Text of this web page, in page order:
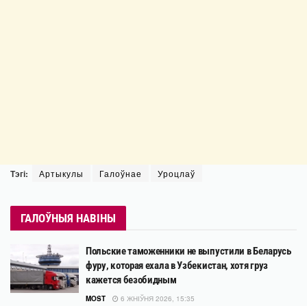
Тэгі: Артыкулы Галоўнае Уроцлаў
ГАЛОЎНЫЯ НАВІНЫ
Польские таможенники не выпустили в Беларусь
фуру, которая ехала в Узбекистан, хотя груз
кажется безобидным
MOST 6 ЖНІЎНЯ 2026, 15:35